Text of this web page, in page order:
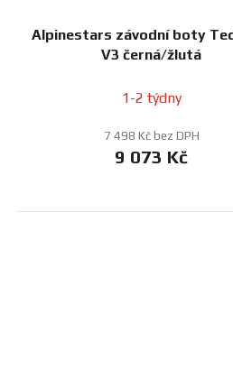
Alpinestars závodní boty
V3 černá/žlutá
1-2 týdny
7 498 Kč bez DPH
9 073 Kč